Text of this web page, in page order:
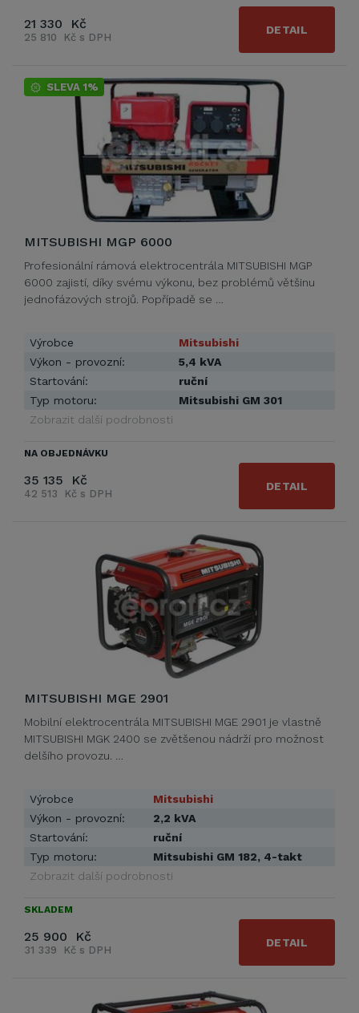
21 330 Kč
25 810 Kč s DPH
DETAIL
SLEVA 1%
MITSUBISHI MGP 6000
Profesionální rámová elektrocentrála MITSUBISHI MGP
6000 zajistí, díky svému výkonu, bez problémů většinu
jednofázových strojů. Popřípadě se …
Výrobce
Mitsubishi
Výkon - provozní:
5,4 kVA
Startování:
ruční
Typ motoru:
Mitsubishi GM 301
Zobrazit další podrobnosti
NA OBJEDNÁVKU
35 135 Kč
42 513 Kč s DPH
DETAIL
MITSUBISHI MGE 2901
Mobilní elektrocentrála MITSUBISHI MGE 2901 je vlastně
MITSUBISHI MGK 2400 se zvětšenou nádrží pro možnost
delšího provozu. …
Výrobce
Mitsubishi
Výkon - provozní:
2,2 kVA
Startování:
ruční
Typ motoru:
Mitsubishi GM 182, 4-takt
Zobrazit další podrobnosti
SKLADEM
25 900 Kč
31 339 Kč s DPH
DETAIL